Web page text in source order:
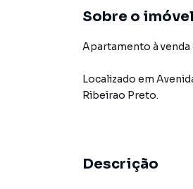
Sobre o imóvel
Apartamento à venda
Localizado em
Ribeirao Preto.
Descrição